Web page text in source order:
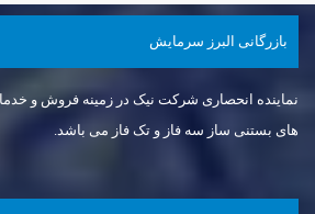
بازرگانی البرز سرمايش
نماینده انحصاری شرکت نیک در زمینه فروش و
های بستنی ساز سه فاز و تک فاز می باشد.